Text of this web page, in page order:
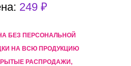
249 ₽
БЕЗ ПЕРСОНАЛЬНОЙ
НА ВСЮ ПРОДУКЦИЮ
РАСПРОДАЖИ,